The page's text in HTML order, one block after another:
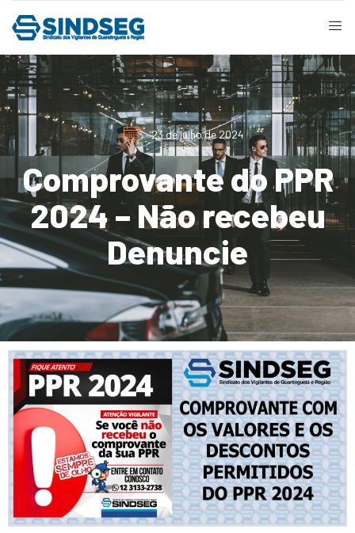
23 de julho de 2024
Comprovante do PPR
2024 – Não recebeu
Denuncie